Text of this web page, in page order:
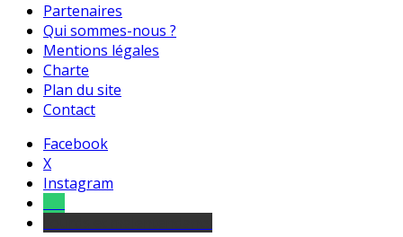
Partenaires
Qui sommes-nous ?
Mentions légales
Charte
Plan du site
Contact
Facebook
X
Instagram